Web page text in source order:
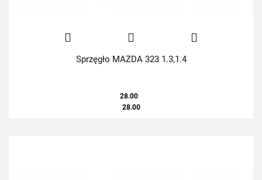
Sprzęgło MAZDA 323 1.3,1.4
28.00
28.00